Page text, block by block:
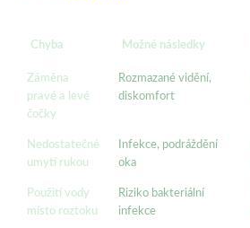
Chyba Možné následky
Záměna
pravé a levé
čočky
Rozmazané vidění,
diskomfort
Nedostatečné
umytí rukou
Infekce, podráždění
oka
Použití vody
místo roztoku
Riziko bakteriální
infekce